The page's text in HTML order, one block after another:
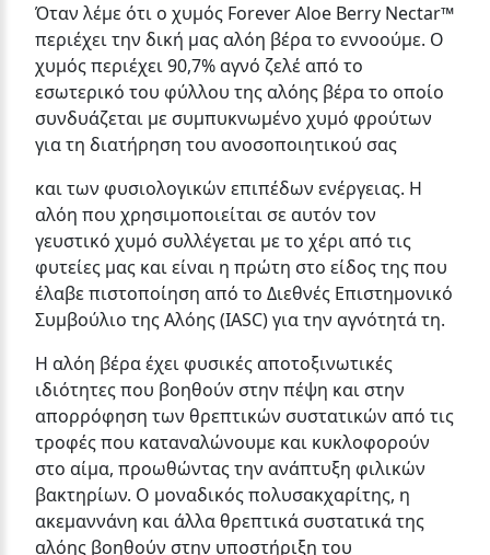
Όταν λέμε ότι ο χυμός Forever Aloe Berry Nectar™
περιέχει την δική μας αλόη βέρα το εννοούμε. Ο
χυμός περιέχει 90,7% αγνό ζελέ από το
εσωτερικό του φύλλου της αλόης βέρα το οποίο
συνδυάζεται με συμπυκνωμένο χυμό φρούτων
για τη διατήρηση του ανοσοποιητικού σας
και των φυσιολογικών επιπέδων ενέργειας. Η
αλόη που χρησιμοποιείται σε αυτόν τον
γευστικό χυμό συλλέγεται με το χέρι από τις
φυτείες μας και είναι η πρώτη στο είδος της που
έλαβε πιστοποίηση από το Διεθνές Επιστημονικό
Συμβούλιο της Αλόης (IASC) για την αγνότητά τη.
Η αλόη βέρα έχει φυσικές αποτοξινωτικές
ιδιότητες που βοηθούν στην πέψη και στην
απορρόφηση των θρεπτικών συστατικών από τις
τροφές που καταναλώνουμε και κυκλοφορούν
στο αίμα, προωθώντας την ανάπτυξη φιλικών
βακτηρίων. Ο μοναδικός πολυσακχαρίτης, η
ακεμαννάνη και άλλα θρεπτικά συστατικά της
αλόης βοηθούν στην υποστήριξη του